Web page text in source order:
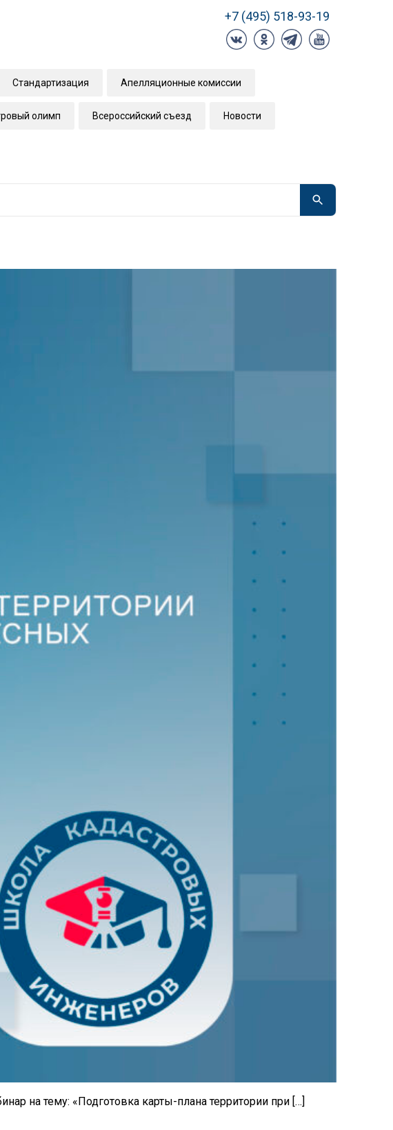
+7 (495) 518-93-19
Стандартизация Апелляционные комиссии
олимп Всероссийский съезд Новости
на тему: «Подготовка карты-плана территории при […]